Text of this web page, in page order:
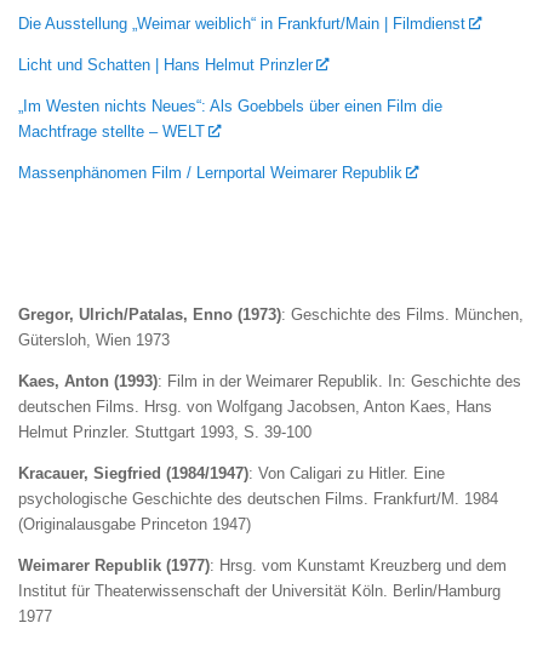
Die Ausstellung „Weimar weiblich“ in Frankfurt/Main | Filmdienst
Licht und Schatten | Hans Helmut Prinzler
„Im Westen nichts Neues“: Als Goebbels über einen Film die
Machtfrage stellte – WELT
Massenphänomen Film / Lernportal Weimarer Republik
Gregor, Ulrich/Patalas, Enno (1973): Geschichte des Films. München,
Gütersloh, Wien 1973
Kaes, Anton (1993): Film in der Weimarer Republik. In: Geschichte des
deutschen Films. Hrsg. von Wolfgang Jacobsen, Anton Kaes, Hans
Helmut Prinzler. Stuttgart 1993, S. 39-100
Kracauer, Siegfried (1984/1947): Von Caligari zu Hitler. Eine
psychologische Geschichte des deutschen Films. Frankfurt/M. 1984
(Originalausgabe Princeton 1947)
Weimarer Republik (1977): Hrsg. vom Kunstamt Kreuzberg und dem
Institut für Theaterwissenschaft der Universität Köln. Berlin/Hamburg
1977